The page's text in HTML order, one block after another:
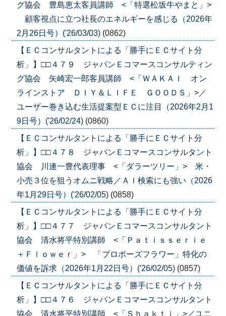
グ協会 豊島恵太客員講師 <「特選松坂牛やまと」>
顧客視点に立つ社長のエネルギーを感じる（2026年
2月26日号）('26/03/03) (0862)
【ＥＣコンサルタントによる「勝手にＥＣサイト分
析」】□□４７９ ジャパンＥコマースコンサルティン
グ協会 矢崎宏一郎客員講師 <「ＷＡＫＡＩ オン
ラインストア ＤＩＹ＆ＬＩＦＥ ＧＯＯＤＳ」>／
ユーザー巻き込む生活提案型ＥＣに注目（2026年2月1
9日号）('26/02/24) (0860)
【ＥＣコンサルタントによる「勝手にＥＣサイト分
析」】□□４７８ ジャパンＥコマースコンサルタント
協会 川連一豊代表理事 <「ダラーツリー」> 米・
小売３位を狙うオムニ戦略／ＡＩ検索にも強い（2026
年1月29日号）('26/02/05) (0858)
【ＥＣコンサルタントによる「勝手にＥＣサイト分
析」】□□４７７ ジャパンＥコマースコンサルタント
協会 清水将平特別講師 <「Ｐａｔｉｓｓｅｒｉｅ
＋Ｆｌｏｗｅｒ」> 「プロポーズフラワー」特化の
価値を訴求（2026年1月22日号）('26/02/05) (0857)
【ＥＣコンサルタントによる「勝手にＥＣサイト分
析」】□□４７６ ジャパンＥコマースコンサルタント
協会 清水将平特別講師 <「Ｓｈａｋｔｉ」>／ユニ